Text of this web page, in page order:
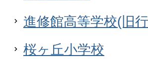
進修館高等学校(旧
桜ヶ丘小学校